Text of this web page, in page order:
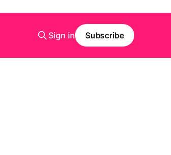
Sign in Subscribe